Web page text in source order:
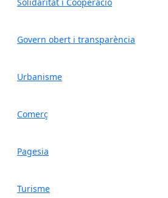
Govern obert i transparència
Urbanisme
Comerç
Pagesia
Turisme